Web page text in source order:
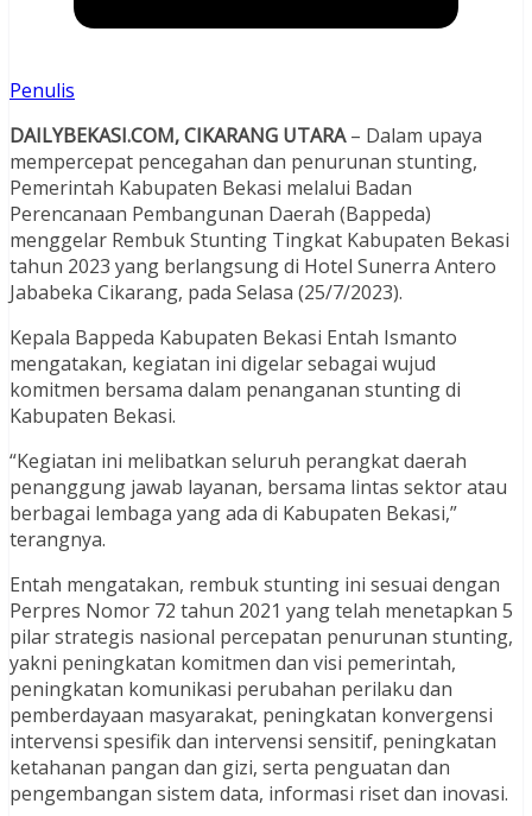
Penulis
DAILYBEKASI.COM, CIKARANG UTARA– Dalam upaya
mempercepat pencegahan dan penurunan stunting,
Pemerintah Kabupaten Bekasi melalui Badan
Perencanaan Pembangunan Daerah (Bappeda)
menggelar Rembuk Stunting Tingkat Kabupaten Bekasi
tahun 2023 yang berlangsung di Hotel Sunerra Antero
Jababeka Cikarang, pada Selasa (25/7/2023).
Kepala Bappeda Kabupaten Bekasi Entah Ismanto
mengatakan, kegiatan ini digelar sebagai wujud
komitmen bersama dalam penanganan stunting di
Kabupaten Bekasi.
“Kegiatan ini melibatkan seluruh perangkat daerah
penanggung jawab layanan, bersama lintas sektor atau
berbagai lembaga yang ada di Kabupaten Bekasi,”
terangnya.
Entah mengatakan, rembuk stunting ini sesuai dengan
Perpres Nomor 72 tahun 2021 yang telah menetapkan 5
pilar strategis nasional percepatan penurunan stunting,
yakni peningkatan komitmen dan visi pemerintah,
peningkatan komunikasi perubahan perilaku dan
pemberdayaan masyarakat, peningkatan konvergensi
intervensi spesifik dan intervensi sensitif, peningkatan
ketahanan pangan dan gizi, serta penguatan dan
pengembangan sistem data, informasi riset dan inovasi.